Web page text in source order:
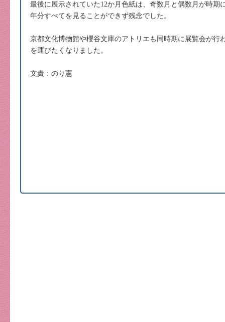
最後に展示されていた12か月色紙は、奇数月と偶数月が時期
年分すべてを見ることができず残念でした。
京都文化博物館や櫻谷文庫のアトリエも同時期に展覧会が行
を運びたくなりました。
文責：のり憲